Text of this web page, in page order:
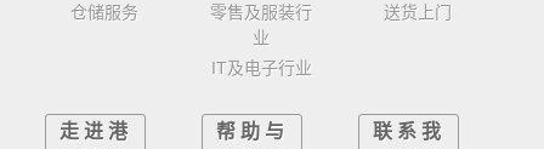
仓储服务
零售及服装行
业
IT及电子行业
送货上门
走进港
帮助与
联系我